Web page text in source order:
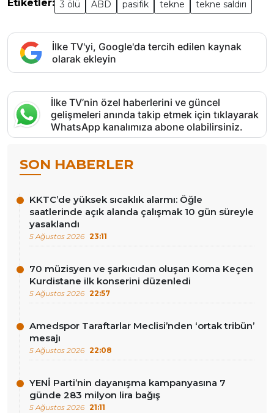
Etiketler: 3 ölü ABD pasifik tekne tekne saldırı
İlke TV'yi, Google'da tercih edilen kaynak
olarak ekleyin
İlke TV’nin özel haberlerini ve güncel
gelişmeleri anında takip etmek için tıklayarak
WhatsApp kanalımıza abone olabilirsiniz.
SON HABERLER
KKTC’de yüksek sıcaklık alarmı: Öğle
saatlerinde açık alanda çalışmak 10 gün süreyle
yasaklandı
5 Ağustos 2026 23:11
70 müzisyen ve şarkıcıdan oluşan Koma Keçen
Kurdistane ilk konserini düzenledi
5 Ağustos 2026 22:57
Amedspor Taraftarlar Meclisi’nden ‘ortak tribün’
mesajı
5 Ağustos 2026 22:08
YENİ Parti’nin dayanışma kampanyasına 7
günde 283 milyon lira bağış
5 Ağustos 2026 21:11